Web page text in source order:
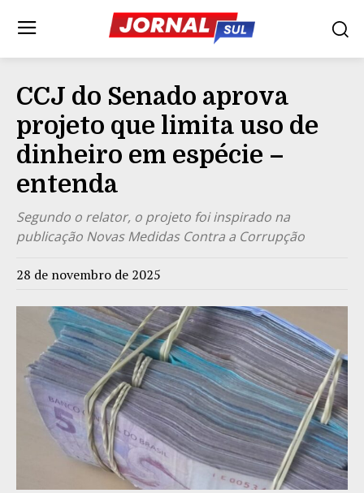
CCJ do Senado aprova
projeto que limita uso de
dinheiro em espécie –
entenda
Segundo o relator, o projeto foi inspirado na
publicação Novas Medidas Contra a Corrupção
28 de novembro de 2025